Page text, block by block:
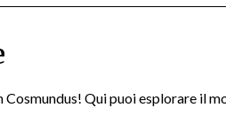
Cosmundus! Qui puoi esplorare il